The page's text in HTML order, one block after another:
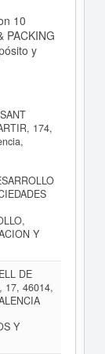
10
PACKING
y
174,
Y
DE
17, 46014,
Y